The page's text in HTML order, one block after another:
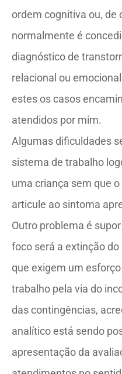
ordem cognitiva ou, de
normalmente é
diagnóstico de
relacional ou
estes os casos
atendidos por mim.
Algumas dificuldades
sistema de trabalho
uma criança sem que
articule ao sintoma
Outro problema é
foco será a extinção
que exigem um
trabalho pela via do
das contingências,
analítico está sendo
apresentação da